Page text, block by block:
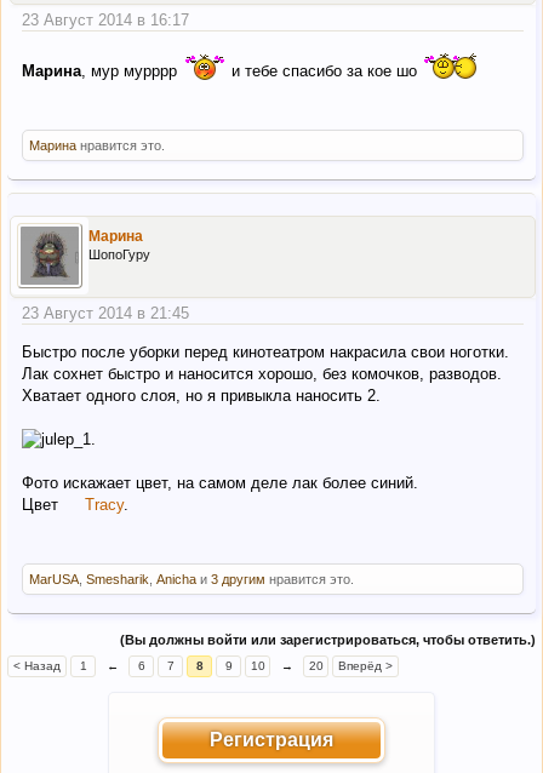
23 Август 2014 в 16:17
Марина , мур мурррр и тебе спасибо за кое шо
Марина нравится это.
Марина
ШопоГуру
23 Август 2014 в 21:45
Быстро после уборки перед кинотеатром накрасила свои ноготки.
Лак сохнет быстро и наносится хорошо, без комочков, разводов.
Хватает одного слоя, но я привыкла наносить 2.
Фото искажает цвет, на самом деле лак более синий.
Цвет
Tracy.
MarUSA Smesharik Anicha и 3 другим нравится это.
(Вы должны войти или зарегистрироваться, чтобы ответить.)
< Назад 1 ← 6 7 8 9 10 → 20 Вперёд >
Регистрация